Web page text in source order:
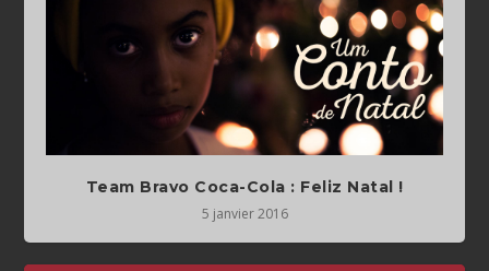
Team Bravo Coca-Cola : Feliz Natal !
5 janvier 2016